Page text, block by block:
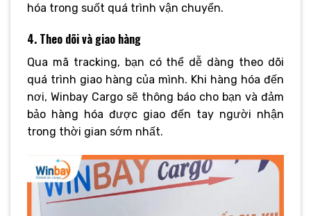
hóa trong suốt quá trình vận chuyển.
4. Theo dõi và giao hàng
Qua mã tracking, bạn có thể dễ dàng theo dõi
quá trình giao hàng của mình. Khi hàng hóa đến
nơi, Winbay Cargo sẽ thông báo cho bạn và đảm
bảo hàng hóa được giao đến tay người nhận
trong thời gian sớm nhất.